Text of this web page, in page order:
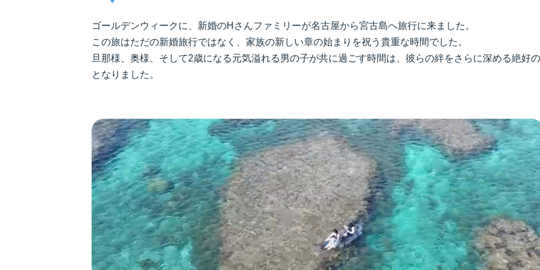
ゴールデンウィークに、新婚のHさんファミリーが名古屋から宮古島へ旅行に来ました。
この旅はただの新婚旅行ではなく、家族の新しい章の始まりを祝う貴重な時間でした。
旦那様、奥様、そして2歳になる元気溢れる男の子が共に過ごす時間は、彼らの絆をさらに深める絶好
となりました。